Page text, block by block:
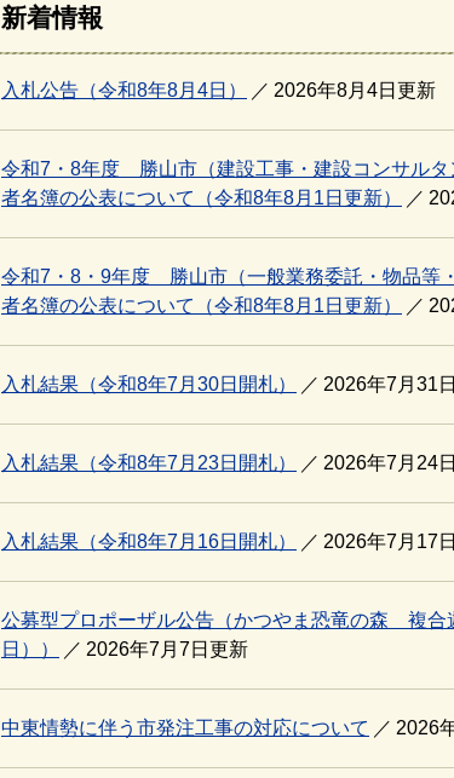
新着情報
入札公告（令和8年8月4日） 2026年8月4日更新
令和7・8年度 勝山市（建設工事・建設コンサルタ
者名簿の公表について（令和8年8月1日更新）
令和7・8・9年度 勝山市（一般業務委託・物品等
者名簿の公表について（令和8年8月1日更新）
入札結果（令和8年7月30日開札） 2026年7月31
入札結果（令和8年7月23日開札） 2026年7月24
入札結果（令和8年7月16日開札） 2026年7月17
公募型プロポーザル公告（かつやま恐竜の森 複合
日））
2026年7月7日更新
中東情勢に伴う市発注工事の対応について 2026